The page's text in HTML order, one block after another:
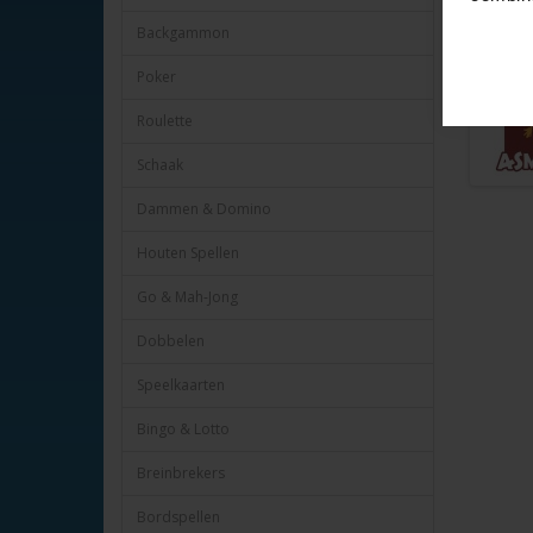
Backgammon
Poker
Roulette
Schaak
Dammen & Domino
Houten Spellen
Go & Mah-Jong
Dobbelen
Speelkaarten
Bingo & Lotto
Breinbrekers
Bordspellen